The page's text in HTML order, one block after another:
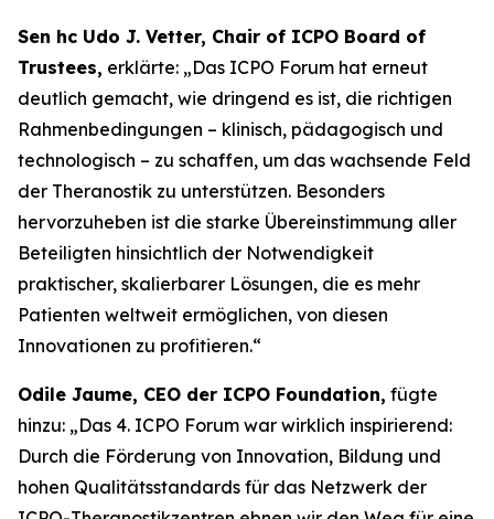
Sen hc Udo J. Vetter, Chair of ICPO Board of
Trustees, erklärte: „Das ICPO Forum hat erneut
deutlich gemacht, wie dringend es ist, die richtigen
Rahmenbedingungen – klinisch, pädagogisch und
technologisch – zu schaffen, um das wachsende Feld
der Theranostik zu unterstützen. Besonders
hervorzuheben ist die starke Übereinstimmung aller
Beteiligten hinsichtlich der Notwendigkeit
praktischer, skalierbarer Lösungen, die es mehr
Patienten weltweit ermöglichen, von diesen
Innovationen zu profitieren.“
Odile Jaume, CEO der ICPO Foundation, fügte
hinzu: „Das 4. ICPO Forum war wirklich inspirierend:
Durch die Förderung von Innovation, Bildung und
hohen Qualitätsstandards für das Netzwerk der